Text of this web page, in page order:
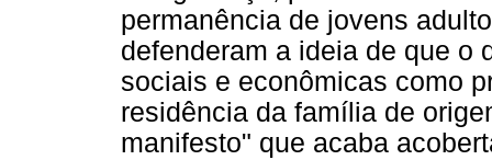
permanência de jovens
defenderam a ideia de que o
sociais e econômicas como
residência da família de
manifesto" que acaba